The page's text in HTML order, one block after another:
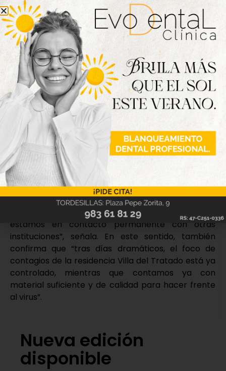
Pese a las dificultades en la organización, a día de
hoy, de las Fiestas de la Virgen de la Peña, y aunque
muchos municipios han optado por cancelar sus
fiestas de verano, Oliveira avanza que “están
presupuestados los gastos y preparados los
pliegos para llevar a cabo las fiestas en las fechas
previstas: serán las mejores fiestas posibles dentro
del presupuesto de que disponemos”.
Continúa la apuesta por la transparencia
Desde el Consistorio, Oliveira confirma que
“seguimos intentando adelantarnos a los
acontecimientos, tomando decisiones en consenso
con toda la corporación y manteniendo la
transparencia como vía para transmitir
tranquilidad”. “Hay un equipo de personas
trabajando para que todo esté bien, contamos con
más voluntarios y mejor formados que nunca y
estamos en contacto permanente con otras
instituciones”, señala. En este sentido, también
confirma que “tras días dramáticos, el foco de
contagios de la residencia Villa del Tratado está ya
controlado, mientras que contamos ya con
material suficiente y de calidad para hacer frente
al virus”.
Nueva edición
disponible